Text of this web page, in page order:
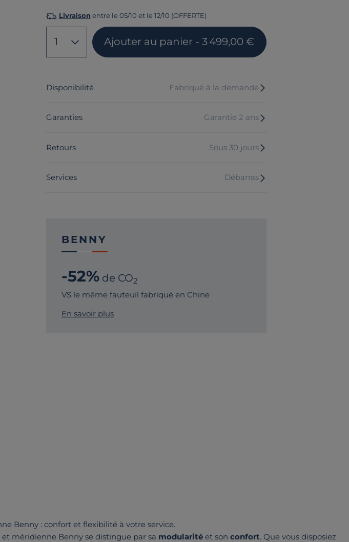
Livraison entre le 05/10 et le 12/10 (OFFERTE)
1 Ajouter au panier - 3 499,00 €
Disponibilité Fabriqué à la demande
Garanties Garantie 2 ans
Retours Sous 30 jours
Services Débarras
BENNY
-52%de CO2
VS le même fauteuil fabriqué en Chine
En savoir plus
Benny : confort et flexibilité à votre service.
méridienne Benny se distingue par sa modularité et sonconfort. Que vous disposiez